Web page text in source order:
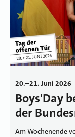
20.–21. Juni 2026
Boys'Day
der
Am Wochenende